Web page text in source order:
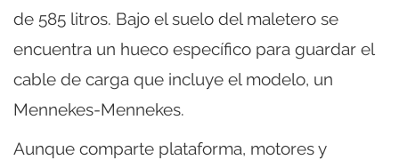
de 585 litros. Bajo el suelo del maletero se
encuentra un hueco específico para guardar el
cable de carga que incluye el modelo, un
Mennekes-Mennekes.
Aunque comparte plataforma, motores y